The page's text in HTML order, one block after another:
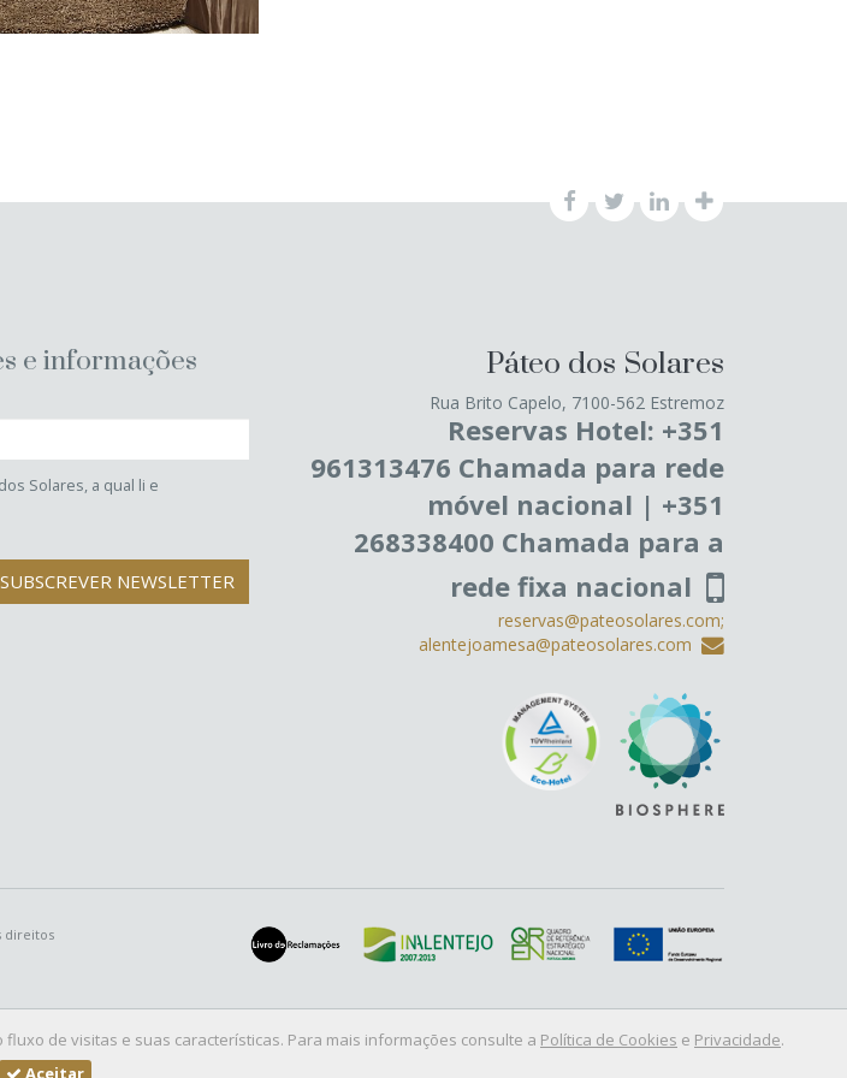
de visitas e suas características. Para mais informações consulte a Política de Cookies e Privacidade.
Aceitar
e informações
Solares, a qual li e
SUBSCREVER NEWSLETTER
Páteo dos Solares
Rua Brito Capelo, 7100-562 Estremoz
Reservas Hotel: +351
961313476 Chamada para rede
móvel nacional | +351
268338400 Chamada para a
rede fixa nacional
reservas@pateosolares.com;
alentejoamesa@pateosolares.com
direitos